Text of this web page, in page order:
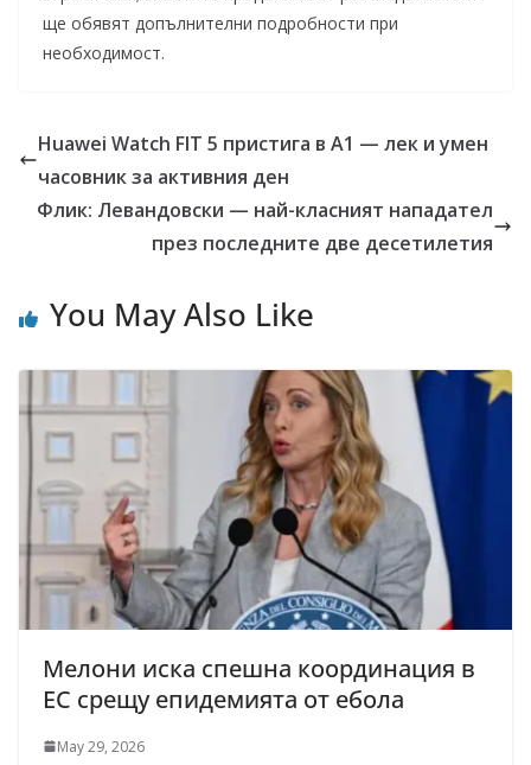
ще обявят допълнителни подробности при
необходимост.
Huawei Watch FIT 5 пристига в A1 — лек и умен
часовник за активния ден
Флик: Левандовски — най-класният нападател
през последните две десетилетия
You May Also Like
Мелони иска спешна координация в
ЕС срещу епидемията от ебола
May 29, 2026